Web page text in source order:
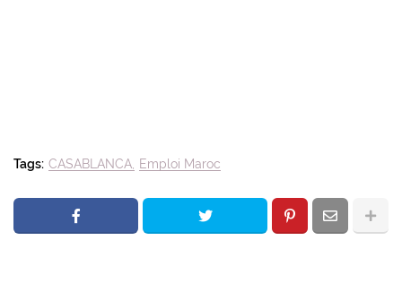
Tags: CASABLANCA Emploi Maroc